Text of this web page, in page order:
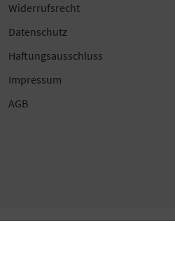
Widerrufsrecht
Datenschutz
Haftungsausschluss
Impressum
AGB